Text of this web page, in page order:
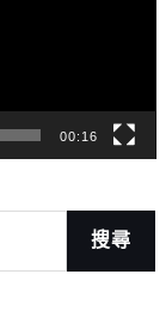
00:16
搜尋